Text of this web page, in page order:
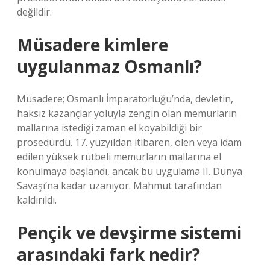
değildir.
Müsadere kimlere
uygulanmaz Osmanlı?
Müsadere; Osmanlı İmparatorluğu’nda, devletin,
haksız kazançlar yoluyla zengin olan memurların
mallarına istediği zaman el koyabildiği bir
prosedürdü. 17. yüzyıldan itibaren, ölen veya idam
edilen yüksek rütbeli memurların mallarına el
konulmaya başlandı, ancak bu uygulama II. Dünya
Savaşı’na kadar uzanıyor. Mahmut tarafından
kaldırıldı.
Pençik ve devşirme sistemi
arasındaki fark nedir?